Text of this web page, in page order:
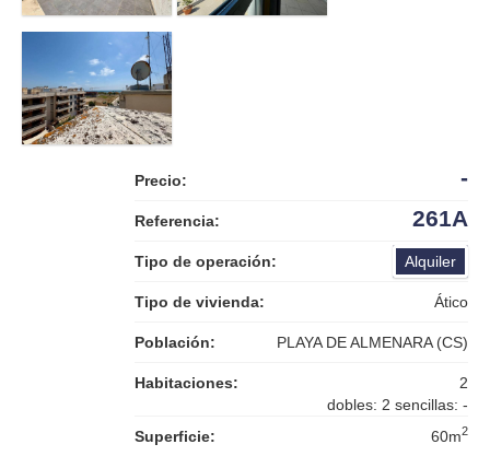
Precio: -
Referencia: 261A
Tipo de operación: Alquiler
Tipo de vivienda: Ático
Población: PLAYA DE ALMENARA (CS)
Habitaciones:
2
dobles: 2 sencillas: -
Superficie:
60m2